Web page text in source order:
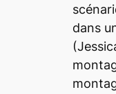
dans